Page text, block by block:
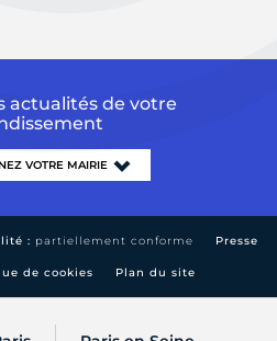
actualités de votre
: partiellement conforme Presse
de cookies Plan du site